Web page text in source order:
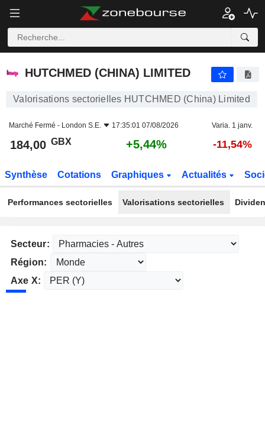
HUTCHMED (CHINA) LIMITED
HUTCHMED (CHINA) LIMITED
Valorisations sectorielles HUTCHMED (China) Limited
Marché Fermé - London S.E. 17:35:01 07/08/2026 Varia. 1 janv.
184,00 GBX +5,44% -11,54%
Synthèse Cotations Graphiques Actualités
Performances sectorielles Valorisations sectorielles
Secteur:
Région:
Axe X: